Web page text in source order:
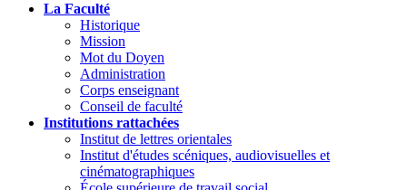
La Faculté
Historique
Mission
Mot du Doyen
Administration
Corps enseignant
Conseil de faculté
Institutions rattachées
Institut de lettres orientales
Institut d'études scéniques, audiovisuelles et
cinématographiques